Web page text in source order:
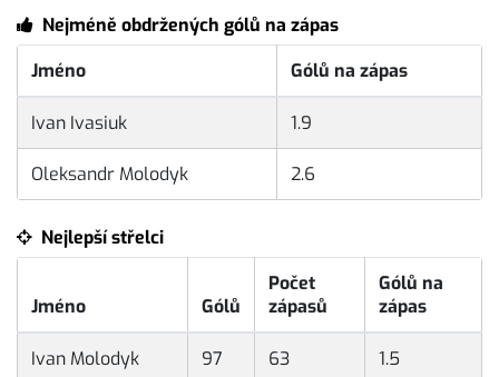
Nejméně obdržených gólů na zápas
Jméno
Gólů na zápas
Ivan Ivasiuk 1.9
Oleksandr Molodyk 2.6
Nejlepší střelci
Jméno Gólů
Počet
zápasů
Gólů na
zápas
Ivan Molodyk 97 63 1.5